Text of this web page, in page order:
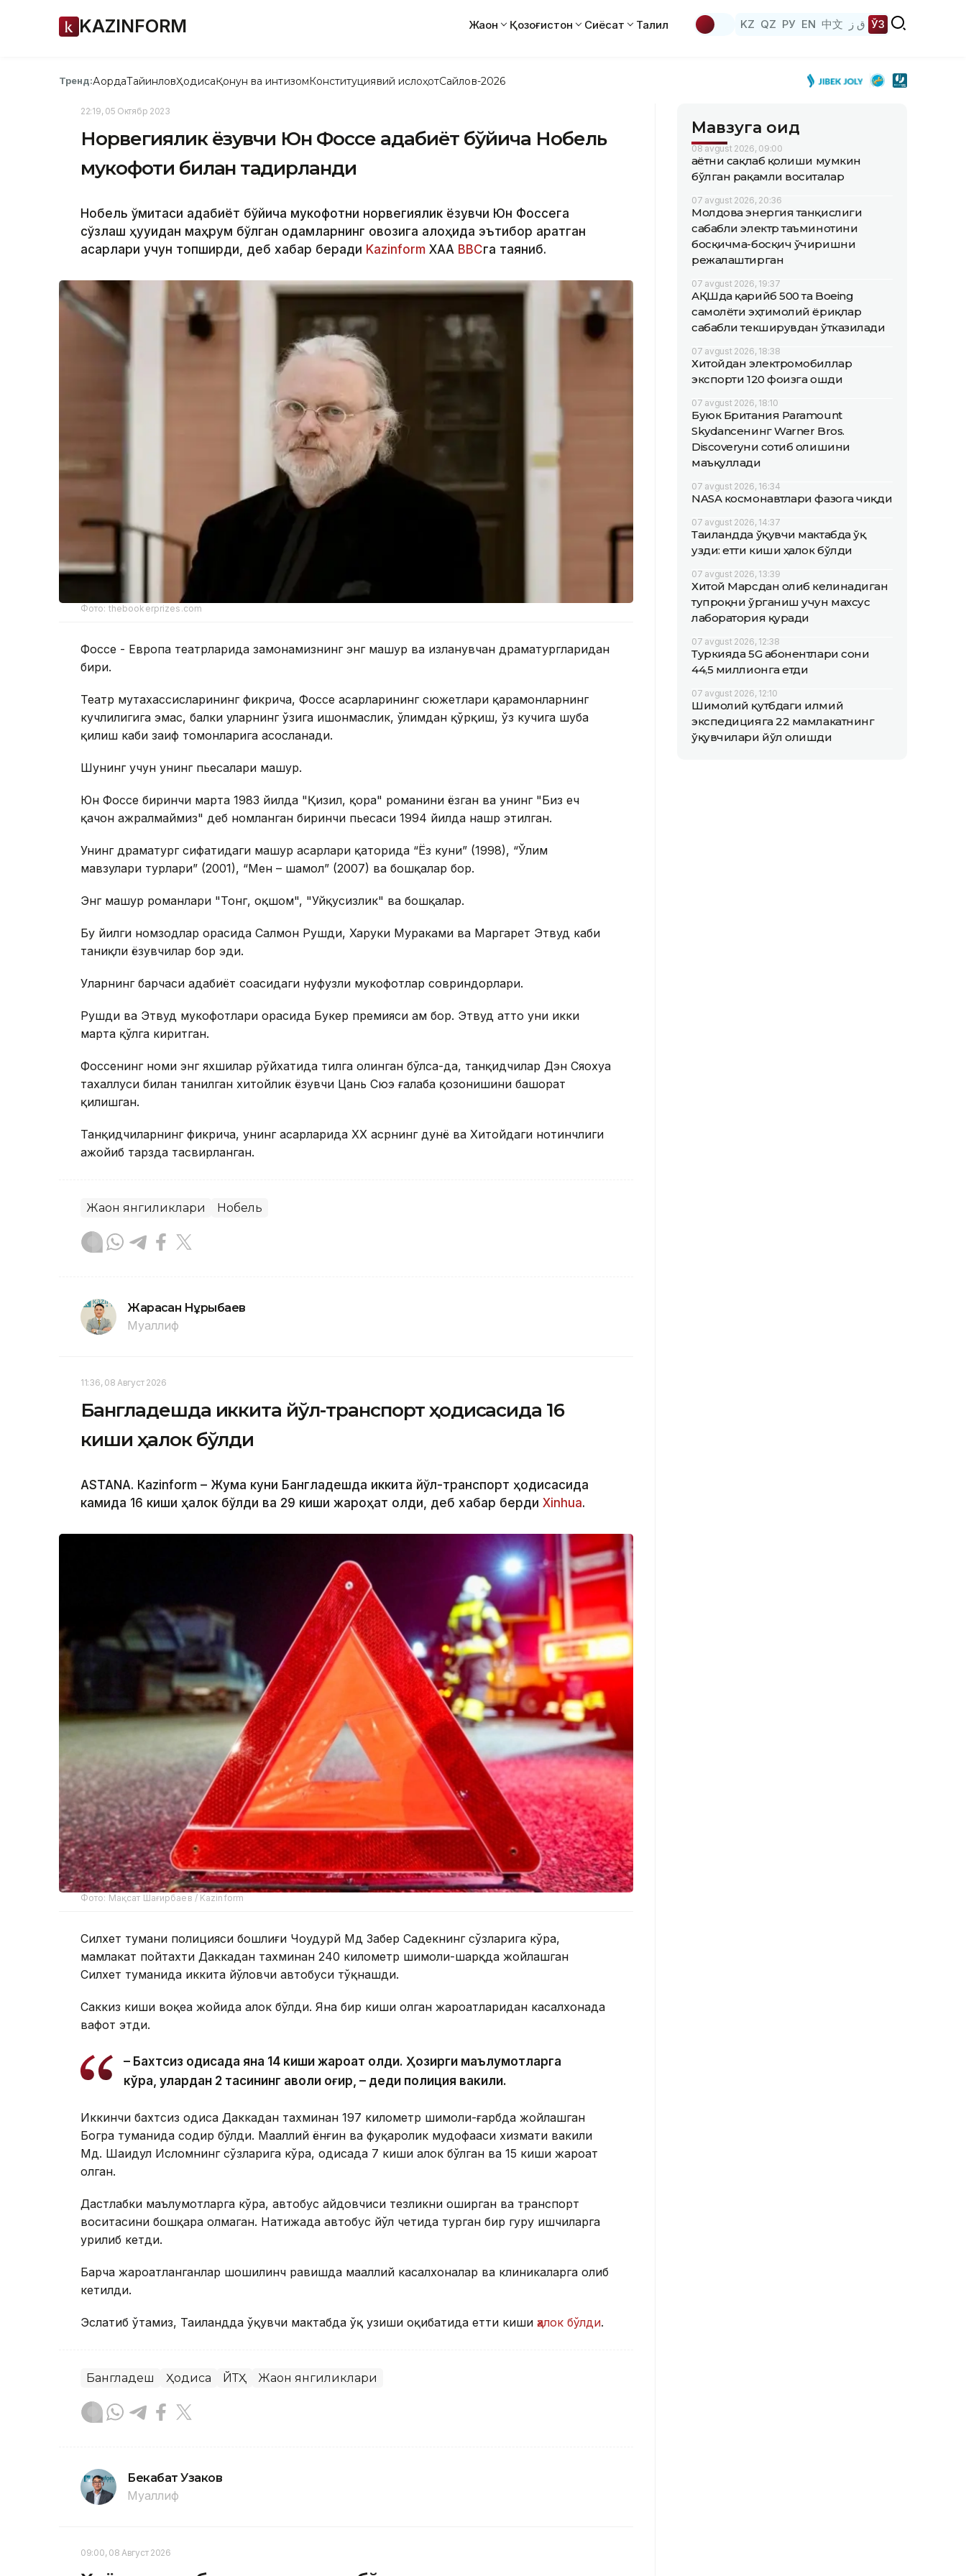
KAZINFORM Жаҳон Қозоғистон Сиёсат Таҳлил KZ QZ РУ EN 中文 ق ز ЎЗ
Тренд:АқордаТайинловҲодисаҚонун ва интизомКонституциявий ислоҳотСайлов-2026
22:19, 05 Октябр 2023
Норвегиялик ёзувчи Юн Фоссе адабиёт бўйича Нобель
мукофоти билан тақдирланди
Нобель қўмитаси адабиёт бўйича мукофотни норвегиялик ёзувчи Юн Фоссега
сўзлаш ҳуқуқидан маҳрум бўлган одамларнинг овозига алоҳида эътибор қаратган
асарлари учун топширди, деб хабар беради Kazinform ХАА ВВСга таяниб.
Фото: thebookerprizes.com
Фоссе - Европа театрларида замонамизнинг энг машҳур ва изланувчан драматургларидан
бири.
Театр мутахассисларининг фикрича, Фоссе асарларининг сюжетлари қаҳрамонларнинг
кучлилигига эмас, балки уларнинг ўзига ишонмаслик, ўлимдан қўрқиш, ўз кучига шубҳа
қилиш каби заиф томонларига асосланади.
Шунинг учун унинг пьесалари машҳур.
Юн Фоссе биринчи марта 1983 йилда "Қизил, қора" романини ёзган ва унинг "Биз ҳеч
қачон ажралмаймиз" деб номланган биринчи пьесаси 1994 йилда нашр этилган.
Унинг драматург сифатидаги машҳур асарлари қаторида “Ёз куни” (1998), “Ўлим
мавзулари турлари” (2001), “Мен – шамол” (2007) ва бошқалар бор.
Энг машҳур романлари "Тонг, оқшом", "Уйқусизлик" ва бошқалар.
Бу йилги номзодлар орасида Салмон Рушди, Харуки Мураками ва Маргарет Этвуд каби
таниқли ёзувчилар бор эди.
Уларнинг барчаси адабиёт соҳасидаги нуфузли мукофотлар совриндорлари.
Рушди ва Этвуд мукофотлари орасида Букер премияси ҳам бор. Этвуд ҳатто уни икки
марта қўлга киритган.
Фоссенинг номи энг яхшилар рўйхатида тилга олинган бўлса-да, танқидчилар Дэн Сяохуа
тахаллуси билан танилган хитойлик ёзувчи Цань Сюэ ғалаба қозонишини башорат
қилишган.
Танқидчиларнинг фикрича, унинг асарларида ХХ асрнинг дунё ва Хитойдаги нотинчлиги
ажойиб тарзда тасвирланган.
Жаҳон янгиликлари Нобель
Жарасқан Нұрыбаев
Муаллиф
11:36, 08 Август 2026
Бангладешда иккита йўл-транспорт ҳодисасида 16
киши ҳалок бўлди
ASTANА. Кazinform – Жума куни Бангладешда иккита йўл-транспорт ҳодисасида
камида 16 киши ҳалок бўлди ва 29 киши жароҳат олди, деб хабар берди Xinhua.
Фото: Мақсат Шағирбаев / Kazinform
Силхет тумани полицияси бошлиғи Чоудҳурй Мд Забер Садекнинг сўзларига кўра,
мамлакат пойтахти Даккадан тахминан 240 километр шимоли-шарқда жойлашган
Силхет туманида иккита йўловчи автобуси тўқнашди.
Саккиз киши воқеа жойида ҳалок бўлди. Яна бир киши олган жароҳатларидан касалхонада
вафот этди.
– Бахтсиз ҳодисада яна 14 киши жароҳат олди. Ҳозирги маълумотларга
кўра, улардан 2 тасининг аҳволи оғир, – деди полиция вакили.
Иккинчи бахтсиз ҳодиса Даккадан тахминан 197 километр шимоли-ғарбда жойлашган
Богра туманида содир бўлди. Маҳаллий ёнғин ва фуқаролик мудофааси хизмати вакили
Мд. Шаҳидул Исломнинг сўзларига кўра, ҳодисада 7 киши ҳалок бўлган ва 15 киши жароҳат
олган.
Дастлабки маълумотларга кўра, автобус ҳайдовчиси тезликни оширган ва транспорт
воситасини бошқара олмаган. Натижада автобус йўл четида турган бир гуруҳ ишчиларга
урилиб кетди.
Барча жароҳатланганлар шошилинч равишда маҳаллий касалхоналар ва клиникаларга олиб
кетилди.
Эслатиб ўтамиз, Таиландда ўқувчи мактабда ўқ узиши оқибатида етти киши ҳалок бўлди.
Бангладеш Ҳодиса ЙТҲ Жаҳон янгиликлари
Бекабат Узаков
Муаллиф
09:00, 08 Август 2026
Мавзуга оид
08 avgust 2026, 09:00
Ҳаётни сақлаб қолиши мумкин
бўлган рақамли воситалар
07 avgust 2026, 20:36
Молдова энергия танқислиги
сабабли электр таъминотини
босқичма-босқич ўчиришни
режалаштирган
07 avgust 2026, 19:37
АҚШда қарийб 500 та Boeing
самолёти эҳтимолий ёриқлар
сабабли текширувдан ўтказилади
07 avgust 2026, 18:38
Хитойдан электромобиллар
экспорти 120 фоизга ошди
07 avgust 2026, 18:10
Буюк Британия Paramount
Skydanceнинг Warner Bros.
Discoveryни сотиб олишини
маъқуллади
07 avgust 2026, 16:34
NASA космонавтлари фазога чиқди
07 avgust 2026, 14:37
Таиландда ўқувчи мактабда ўқ
узди: етти киши ҳалок бўлди
07 avgust 2026, 13:39
Хитой Марсдан олиб келинадиган
тупроқни ўрганиш учун махсус
лаборатория қуради
07 avgust 2026, 12:38
Туркияда 5G абонентлари сони
44,5 миллионга етди
07 avgust 2026, 12:10
Шимолий қутбдаги илмий
экспедицияга 22 мамлакатнинг
ўқувчилари йўл олишди